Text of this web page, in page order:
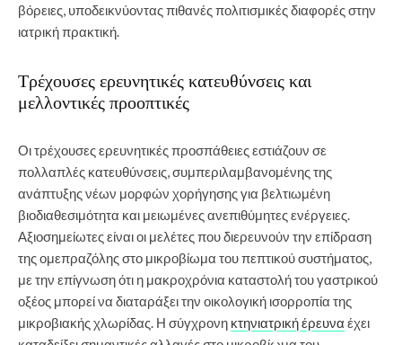
βόρειες, υποδεικνύοντας πιθανές πολιτισμικές διαφορές στην
ιατρική πρακτική.
Τρέχουσες ερευνητικές κατευθύνσεις και
μελλοντικές προοπτικές
Οι τρέχουσες ερευνητικές προσπάθειες εστιάζουν σε
πολλαπλές κατευθύνσεις, συμπεριλαμβανομένης της
ανάπτυξης νέων μορφών χορήγησης για βελτιωμένη
βιοδιαθεσιμότητα και μειωμένες ανεπιθύμητες ενέργειες.
Αξιοσημείωτες είναι οι μελέτες που διερευνούν την επίδραση
της ομεπραζόλης στο μικροβίωμα του πεπτικού συστήματος,
με την επίγνωση ότι η μακροχρόνια καταστολή του γαστρικού
οξέος μπορεί να διαταράξει την οικολογική ισορροπία της
μικροβιακής χλωρίδας. Η σύγχρονη κτηνιατρική έρευνα έχει